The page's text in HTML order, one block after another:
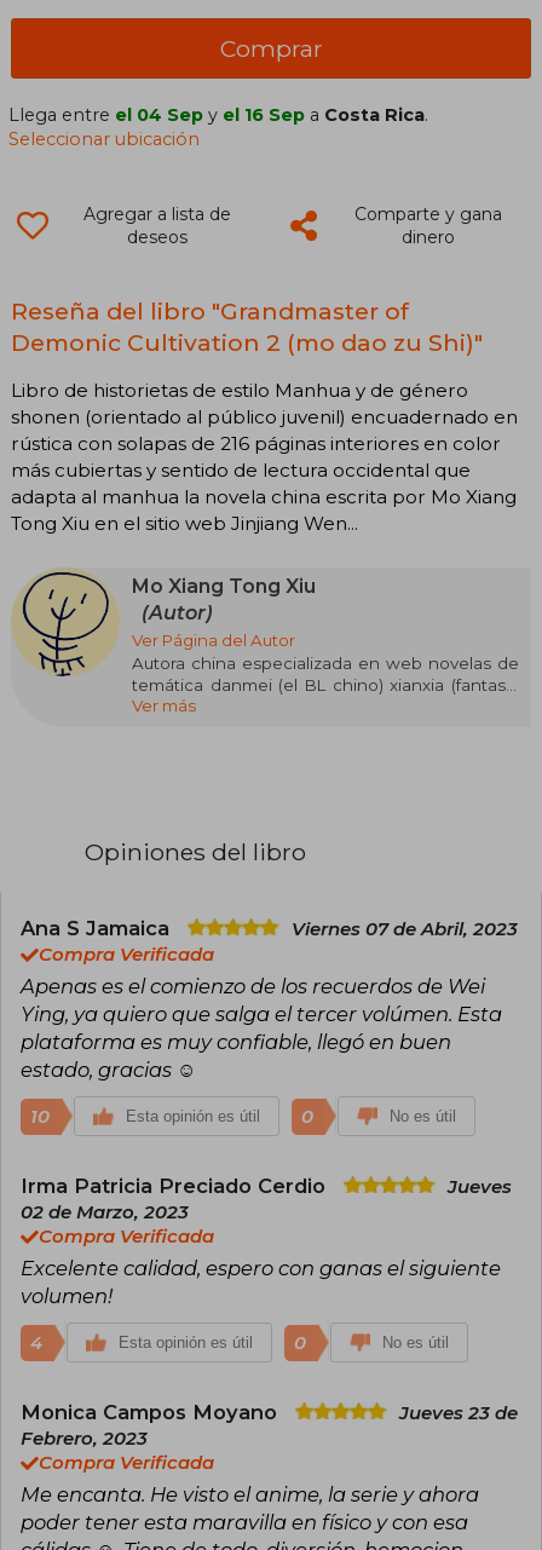
Comprar
Llega entre el 04 Sep y el 16 Sep a Costa Rica.
Seleccionar ubicación
Agregar a lista de
deseos
Comparte y gana
dinero
Reseña del libro "Grandmaster of
Demonic Cultivation 2 (mo dao zu Shi)"
Libro de historietas de estilo Manhua y de género
shonen (orientado al público juvenil) encuadernado en
rústica con solapas de 216 páginas interiores en color
más cubiertas y sentido de lectura occidental que
adapta al manhua la novela china escrita por Mo Xiang
Tong Xiu en el sitio web Jinjiang Wen...
Mo Xiang Tong Xiu
(Autor)
Ver Página del Autor
Autora china especializada en web novelas de
temática danmei (el BL chino) xianxia (fantasía
china) y wuxia (artes marciales). El nombre Mo
género bastante polémico en China con
chino) y que comenzó su carrera tras aficionarse
al boy’s love al leer un fanfic de D. Gray-Man en
la escuela secundaria.
Son sus populares novelas, tres en total
publicadas y terminadas (The Scum Villain’s Self-
Saving System, Grandmaster of Demonic
Cultivation y Heaven Official’s Blessing),
disponibles tanto en formato online como en
físico por la editorial china PINSIN STUDIO
(pasadas por el filtro de la censura). Cada una de
comic (manhua), animación (donghua) e,
incluso, series de acción real.
Ver más
Opiniones del libro
Ana S Jamaica
Viernes 07 de Abril, 2023
Compra Verificada
Apenas es el comienzo de los recuerdos de Wei
Ying, ya quiero que salga el tercer volúmen. Esta
plataforma es muy confiable, llegó en buen
estado, gracias ☺️
10 Esta opinión es útil 0 No es útil
Irma Patricia Preciado Cerdio
Jueves
02 de Marzo, 2023
Compra Verificada
Excelente calidad, espero con ganas el siguiente
volumen!
4 Esta opinión es útil 0 No es útil
Monica Campos Moyano
Jueves 23 de
Febrero, 2023
Compra Verificada
Me encanta. He visto el anime, la serie y ahora
poder tener esta maravilla en físico y con esa